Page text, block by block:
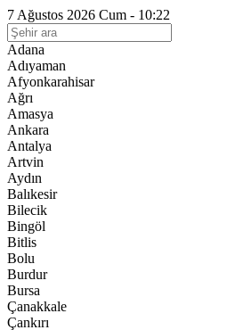
7 Ağustos 2026 Cum - 10:22
Adana
Adıyaman
Afyonkarahisar
Ağrı
Amasya
Ankara
Antalya
Artvin
Aydın
Balıkesir
Bilecik
Bingöl
Bitlis
Bolu
Burdur
Bursa
Çanakkale
Çankırı